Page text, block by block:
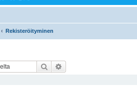
Rekisteröityminen
Etsi